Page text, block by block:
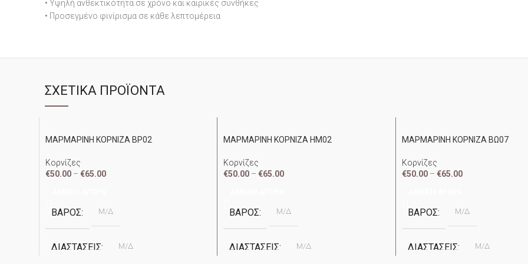
• Υψηλή ανθεκτικότητα σε χρόνο και καιρικές συνθήκες
• Προσεγμένο φινίρισμα σε κάθε λεπτομέρεια
ΣΧΕΤΙΚΆ ΠΡΟΪΌΝΤΑ
ΜΑΡΜΑΡΙΝΗ ΚΟΡΝΙΖΑ ΒΡ02
Κορνίζες
€50.00 – €65.00
ΒΆΡΟΣ Μ/Δ
ΔΙΑΣΤΆΣΕΙΣ Μ/Δ
ΜΑΡΜΑΡΙΝΗ ΚΟΡΝΙΖΑ ΗΜ02
Κορνίζες
€50.00 – €65.00
ΒΆΡΟΣ Μ/Δ
ΔΙΑΣΤΆΣΕΙΣ Μ/Δ
ΜΑΡΜΑΡΙΝΗ ΚΟΡΝΙΖΑ ΒΩ07
Κορνίζες
€50.00 – €65.00
ΒΆΡΟΣ Μ/Δ
ΔΙΑΣΤΆΣΕΙΣ Μ/Δ